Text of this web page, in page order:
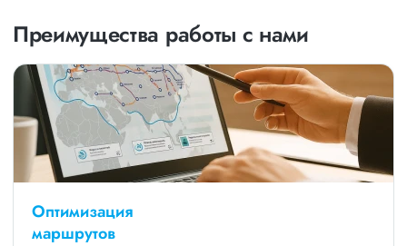
Преимущества работы с нами
Оптимизация
маршрутов